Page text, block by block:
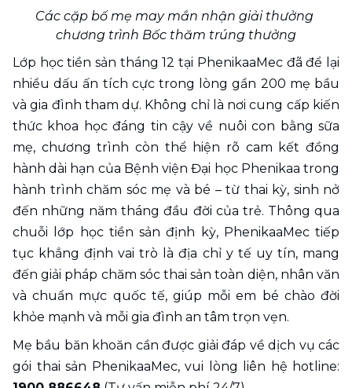
Các cặp bố mẹ may mắn nhận giải thưởng
chương trình Bốc thăm trúng thưởng
Lớp học tiền sản tháng 12 tại PhenikaaMec đã để lại
nhiều dấu ấn tích cực trong lòng gần 200 mẹ bầu
và gia đình tham dự. Không chỉ là nơi cung cấp kiến
thức khoa học đáng tin cậy về nuôi con bằng sữa
mẹ, chương trình còn thể hiện rõ cam kết đồng
hành dài hạn của Bệnh viện Đại học Phenikaa trong
hành trình chăm sóc mẹ và bé – từ thai kỳ, sinh nở
đến những năm tháng đầu đời của trẻ. Thông qua
chuỗi lớp học tiền sản định kỳ, PhenikaaMec tiếp
tục khẳng định vai trò là địa chỉ y tế uy tín, mang
đến giải pháp chăm sóc thai sản toàn diện, nhân văn
và chuẩn mực quốc tế, giúp mỗi em bé chào đời
khỏe mạnh và mỗi gia đình an tâm trọn vẹn.
Mẹ bầu băn khoăn cần được giải đáp về dịch vụ các